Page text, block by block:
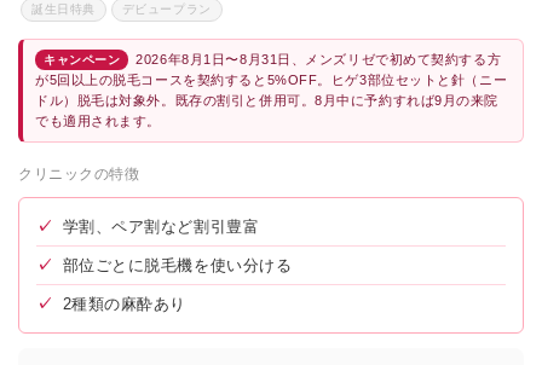
誕生日特典 デビュープラン
キャンペーン
2026年8月1日〜8月31日、メンズリゼで初めて契約する方
が5回以上の脱毛コースを契約すると5%OFF。ヒゲ3部位セットと針（ニー
ドル）脱毛は対象外。既存の割引と併用可。8月中に予約すれば9月の来院
でも適用されます。
クリニックの特徴
✓ 学割、ペア割など割引豊富
✓ 部位ごとに脱毛機を使い分ける
✓ 2種類の麻酔あり